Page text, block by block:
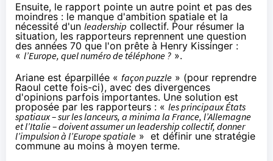
Ensuite, le rapport pointe un autre point et pas des
moindres : le manque d'ambition spatiale et la
nécessité d'un leadership collectif. Pour résumer la
situation, les rapporteurs reprennent une question
des années 70 que l'on prête à Henry Kissinger :
« l’Europe, quel numéro de téléphone ? ».
Ariane est éparpillée « façon puzzle » (pour reprendre
Raoul cette fois-ci), avec des divergences
d'opinions parfois importantes. Une solution est
proposée par les rapporteurs : « les principaux États
spatiaux – sur les lanceurs, a minima la France, l’Allemagne
et l’Italie – doivent assumer un leadership collectif, donner
l’impulsion à l’Europe spatiale » et définir une stratégie
commune au moins à moyen terme.